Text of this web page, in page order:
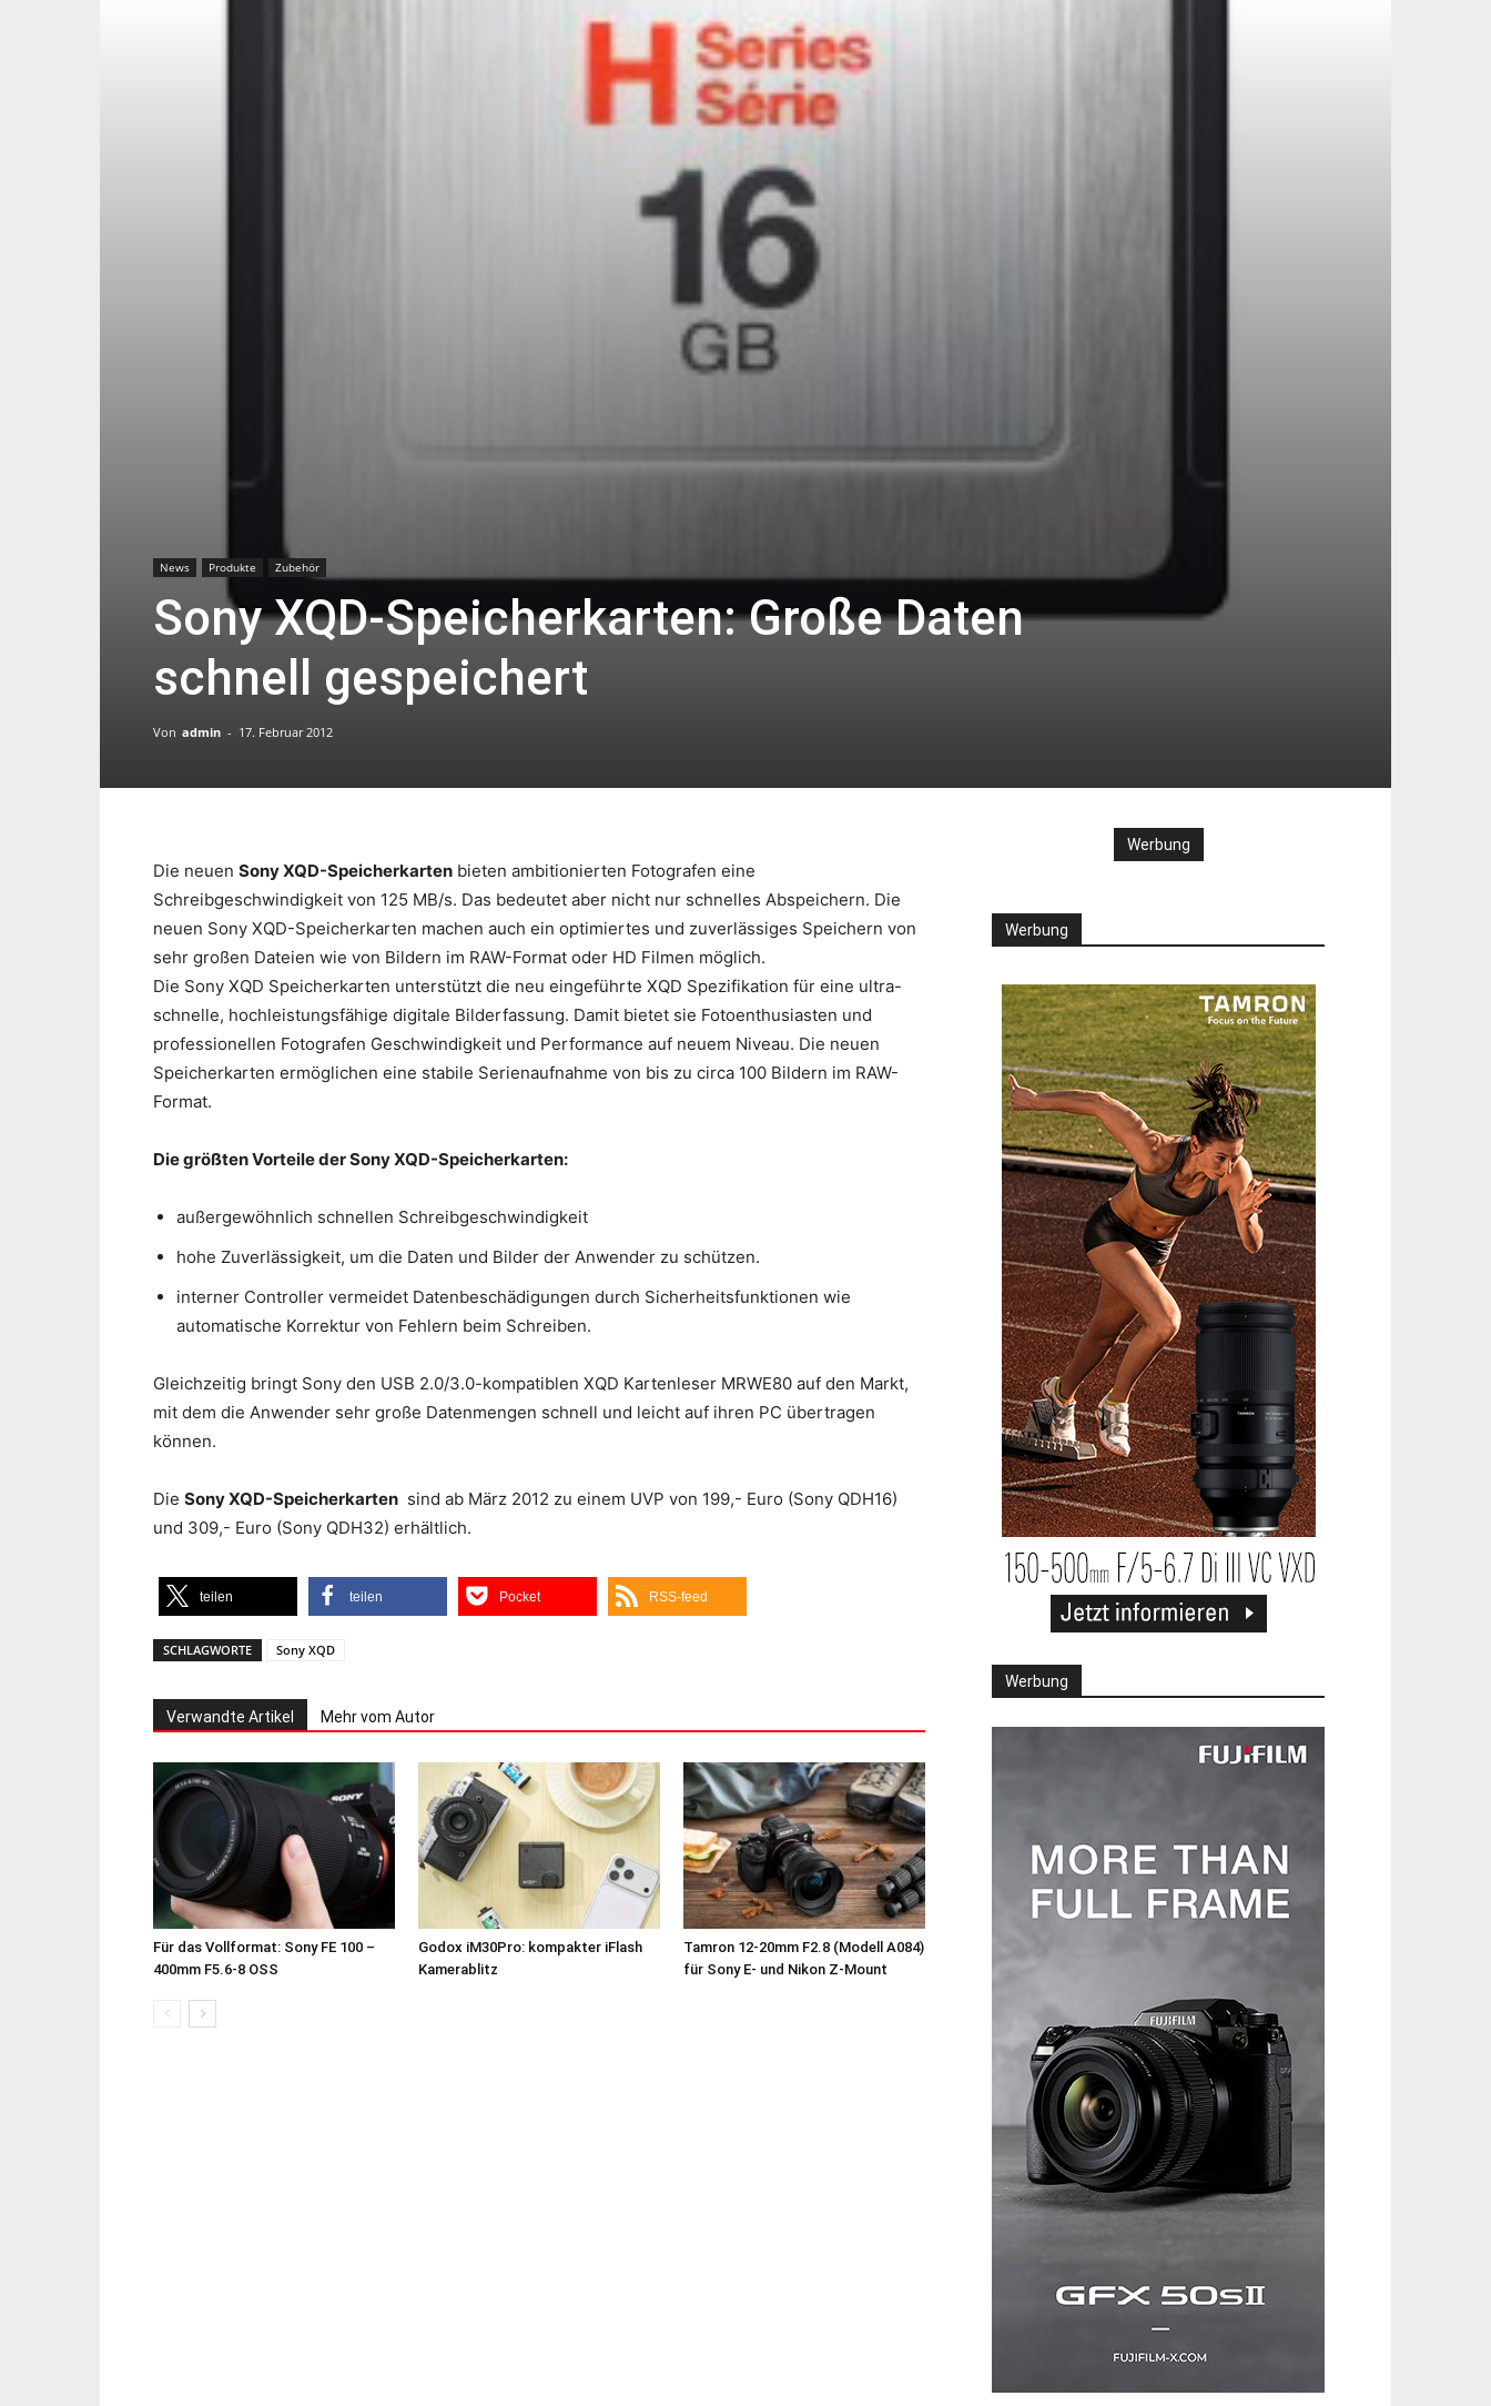
News Produkte Zubehör
Sony XQD-Speicherkarten: Große Daten
schnell gespeichert
Von admin - 17. Februar 2012
Die neuen Sony XQD-Speicherkarten bieten ambitionierten Fotografen eine
Schreibgeschwindigkeit von 125 MB/s. Das bedeutet aber nicht nur schnelles Abspeichern. Die
neuen Sony XQD-Speicherkarten machen auch ein optimiertes und zuverlässiges Speichern von
sehr großen Dateien wie von Bildern im RAW-Format oder HD Filmen möglich.
Die Sony XQD Speicherkarten unterstützt die neu eingeführte XQD Spezifikation für eine ultra-
schnelle, hochleistungsfähige digitale Bilderfassung. Damit bietet sie Fotoenthusiasten und
professionellen Fotografen Geschwindigkeit und Performance auf neuem Niveau. Die neuen
Speicherkarten ermöglichen eine stabile Serienaufnahme von bis zu circa 100 Bildern im RAW-
Format.
Die größten Vorteile der Sony XQD-Speicherkarten:
außergewöhnlich schnellen Schreibgeschwindigkeit
hohe Zuverlässigkeit, um die Daten und Bilder der Anwender zu schützen.
interner Controller vermeidet Datenbeschädigungen durch Sicherheitsfunktionen wie
automatische Korrektur von Fehlern beim Schreiben.
Gleichzeitig bringt Sony den USB 2.0/3.0-kompatiblen XQD Kartenleser MRWE80 auf den Markt,
mit dem die Anwender sehr große Datenmengen schnell und leicht auf ihren PC übertragen
können.
Die Sony XQD-Speicherkarten sind ab März 2012 zu einem UVP von 199,- Euro (Sony QDH16)
und 309,- Euro (Sony QDH32) erhältlich.
teilen teilen Pocket RSS-feed
SCHLAGWORTE Sony XQD
Verwandte Artikel Mehr vom Autor
Für das Vollformat: Sony FE 100 –
400mm F5.6-8 OSS
Godox iM30Pro: kompakter iFlash
Kamerablitz
Tamron 12-20mm F2.8 (Modell A084)
für Sony E- und Nikon Z-Mount
Werbung
Werbung
Werbung